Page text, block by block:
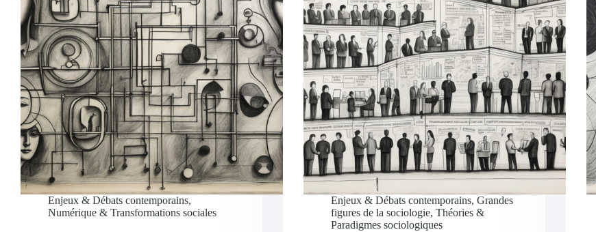
Enjeux & Débats contemporains,
Numérique & Transformations sociales
Enjeux & Débats contemporains,Grandes
figures de la sociologie,Théories &
Paradigmes sociologiques